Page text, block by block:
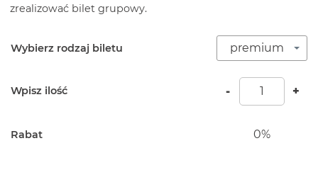
zrealizować bilet grupowy.
Wybierz rodzaj biletu
Wpisz ilość
Rabat
premium
-
Bilet
+
0%